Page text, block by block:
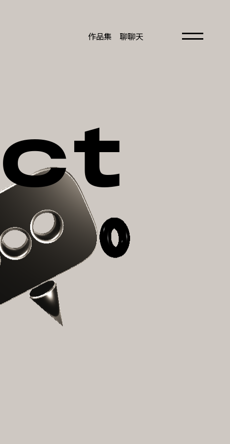
作品集 聊聊天
作品集
作品集
關於我們
關於我們
雜記誌
雜記誌
聊聊天
聊聊天
ct